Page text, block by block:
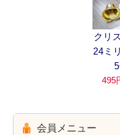
クリ
24ミ
495
会員メニュー